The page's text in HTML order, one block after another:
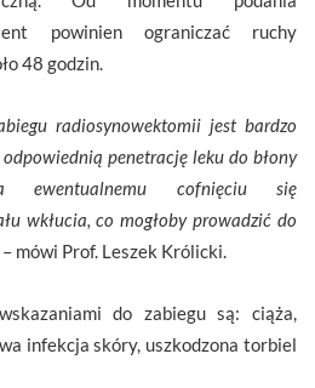
powinien ograniczać ruchy
48 godzin.
radiosynowektomii jest bardzo
penetrację leku do błony
ewentualnemu cofnięciu się
wkłucia, co mogłoby prowadzić do
– mówi Prof. Leszek Królicki.
do zabiegu są: ciąża,
infekcja skóry, uszkodzona torbiel